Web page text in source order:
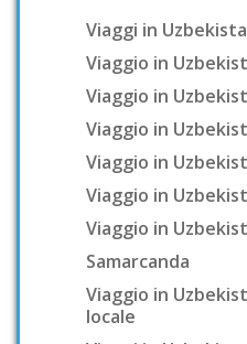
Viaggi in
Viaggio in
Viaggio in
Viaggio in
Viaggio in
Viaggio in
Viaggio in
Samarcanda
Viaggio in
locale